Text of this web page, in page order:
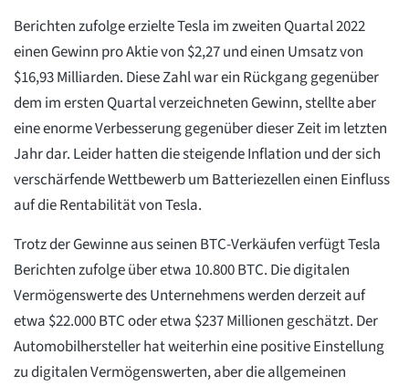
Berichten zufolge erzielte Tesla im zweiten Quartal 2022
einen Gewinn pro Aktie von $2,27 und einen Umsatz von
$16,93 Milliarden. Diese Zahl war ein Rückgang gegenüber
dem im ersten Quartal verzeichneten Gewinn, stellte aber
eine enorme Verbesserung gegenüber dieser Zeit im letzten
Jahr dar. Leider hatten die steigende Inflation und der sich
verschärfende Wettbewerb um Batteriezellen einen Einfluss
auf die Rentabilität von Tesla.
Trotz der Gewinne aus seinen BTC-Verkäufen verfügt Tesla
Berichten zufolge über etwa 10.800 BTC. Die digitalen
Vermögenswerte des Unternehmens werden derzeit auf
etwa $22.000 BTC oder etwa $237 Millionen geschätzt. Der
Automobilhersteller hat weiterhin eine positive Einstellung
zu digitalen Vermögenswerten, aber die allgemeinen